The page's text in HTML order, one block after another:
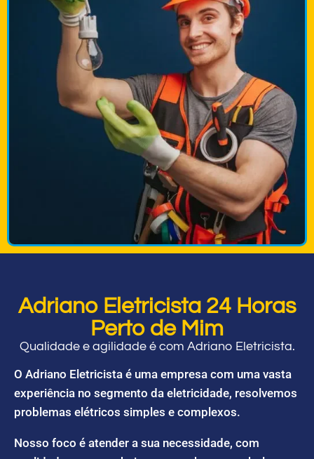
Adriano Eletricista 24 Horas
Perto de Mim
Qualidade e agilidade é com Adriano Eletricista.
O Adriano Eletricista é uma empresa com uma vasta
experiência no segmento da eletricidade, resolvemos
problemas elétricos simples e complexos.
Nosso foco é atender a sua necessidade, com